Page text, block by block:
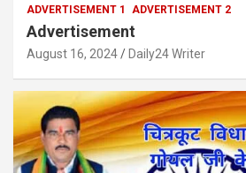
ADVERTISEMENT 1 ADVERTISEMENT 2
Advertisement
August 16, 2024 Daily24 Writer